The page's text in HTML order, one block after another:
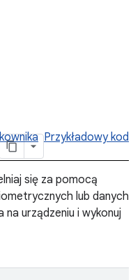
Przykładowy kod
się za pomocą
lub danych
na urządzeniu i wykonuj